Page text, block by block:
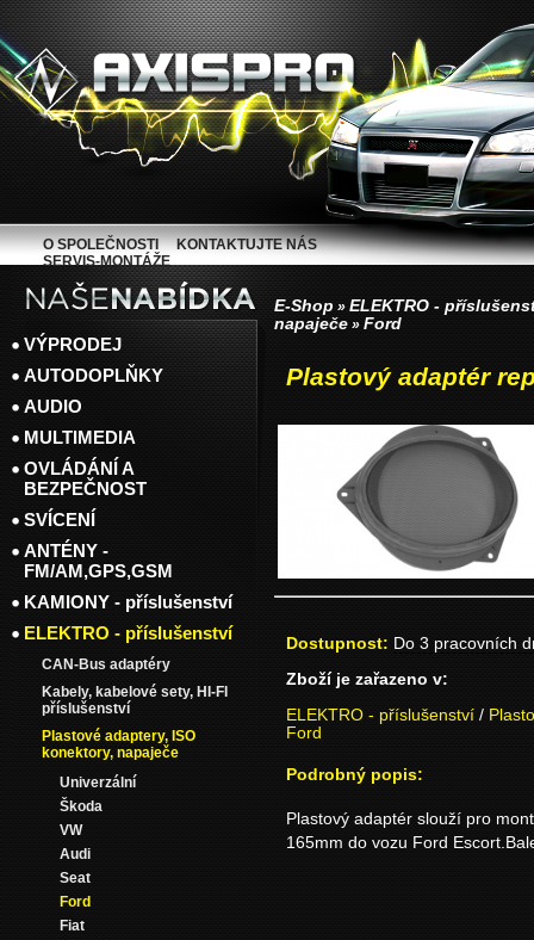
E-Shop » ELEKTRO -
napaječe » Ford
Plastový adaptér
Dostupnost: Do 3 pracovních
Zboží je zařazeno v:
ELEKTRO - příslušenství /
Ford
Podrobný popis:
Plastový adaptér slouží pro
165mm do vozu Ford
VÝPRODEJ
AUTODOPLŇKY
AUDIO
MULTIMEDIA
OVLÁDÁNÍ A
BEZPEČNOST
SVÍCENÍ
ANTÉNY -
FM/AM,GPS,GSM
KAMIONY - příslušenství
ELEKTRO - příslušenství
CAN-Bus adaptéry
Kabely, kabelové sety, HI-FI
příslušenství
Plastové adaptery, ISO
konektory, napaječe
Univerzální
Škoda
VW
Audi
Seat
Ford
Fiat
O SPOLEČNOSTI
KONTAKTUJTE NÁS
SERVIS-MONTÁŽE